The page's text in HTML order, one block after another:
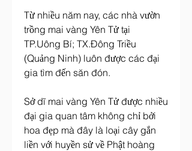
Từ nhiều năm nay, các nhà vườn
trồng mai vàng Yên Tử tại
TP.Uông Bí; TX.Đông Triều
(Quảng Ninh) luôn được các đại
gia tìm đến săn đón.
Sở dĩ mai vàng Yên Tử được nhiều
đại gia quan tâm không chỉ bởi
hoa đẹp mà đây là loại cây gắn
liền với huyền sử về Phật hoàng